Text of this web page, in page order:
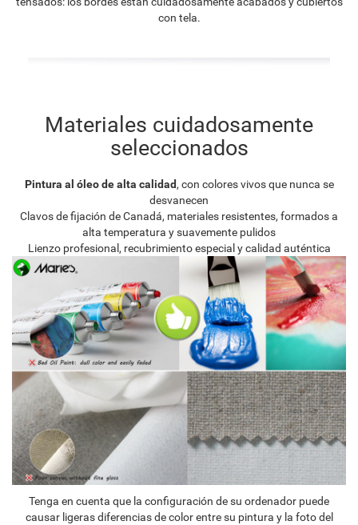
con tela.
Materiales cuidadosamente
seleccionados
Pintura al óleo de alta calidad, con colores vivos que nunca se
desvanecen
Clavos de fijación de Canadá, materiales resistentes, formados a
alta temperatura y suavemente pulidos
Lienzo profesional, recubrimiento especial y calidad auténtica
Tenga en cuenta que la configuración de su ordenador puede
causar ligeras diferencias de color entre su pintura y la foto del